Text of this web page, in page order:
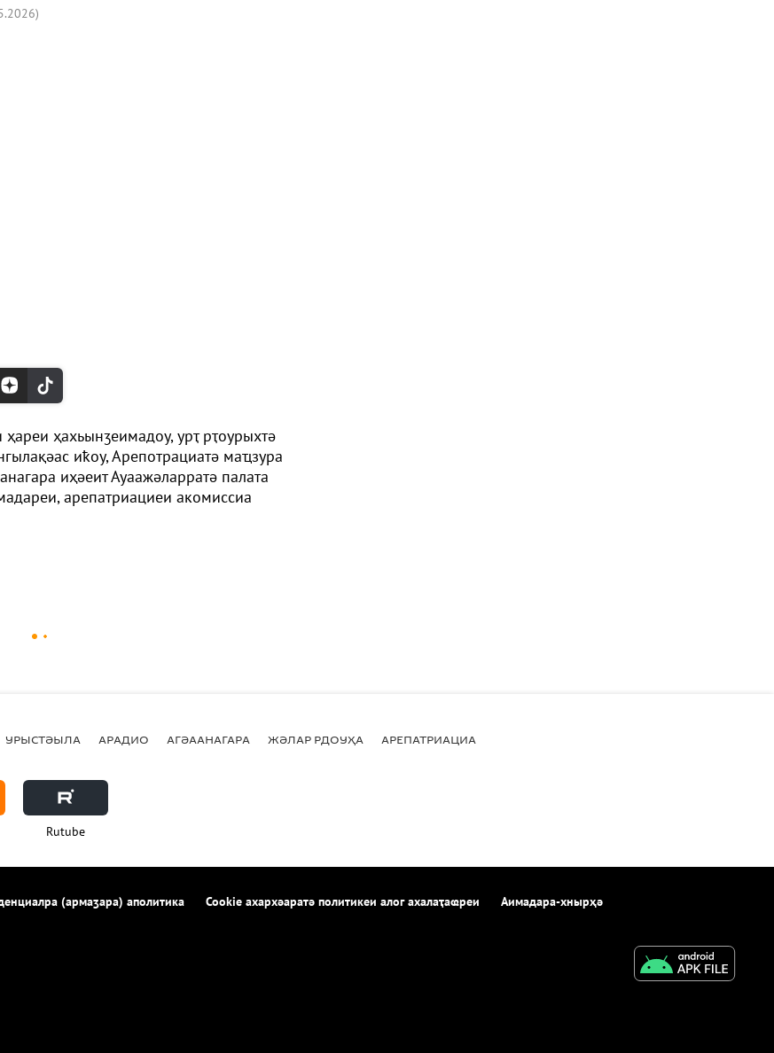
)
ҳахьынӡеимадоу, урҭ рҭоурыхтә
иҟоу, Арепотрациатә маҵзура
иҳәеит Ауаажәларратә палата
арепатриациеи акомиссиа
УРЫСТӘЫЛА АРАДИО АГӘААНАГАРА ЖӘЛАР РДОУҲА АРЕПАТРИАЦИА
Rutube
(армаӡара) аполитика Cookie ахархәаратә политикеи алог ахалаҭаҩреи Аимадара-хнырҳә